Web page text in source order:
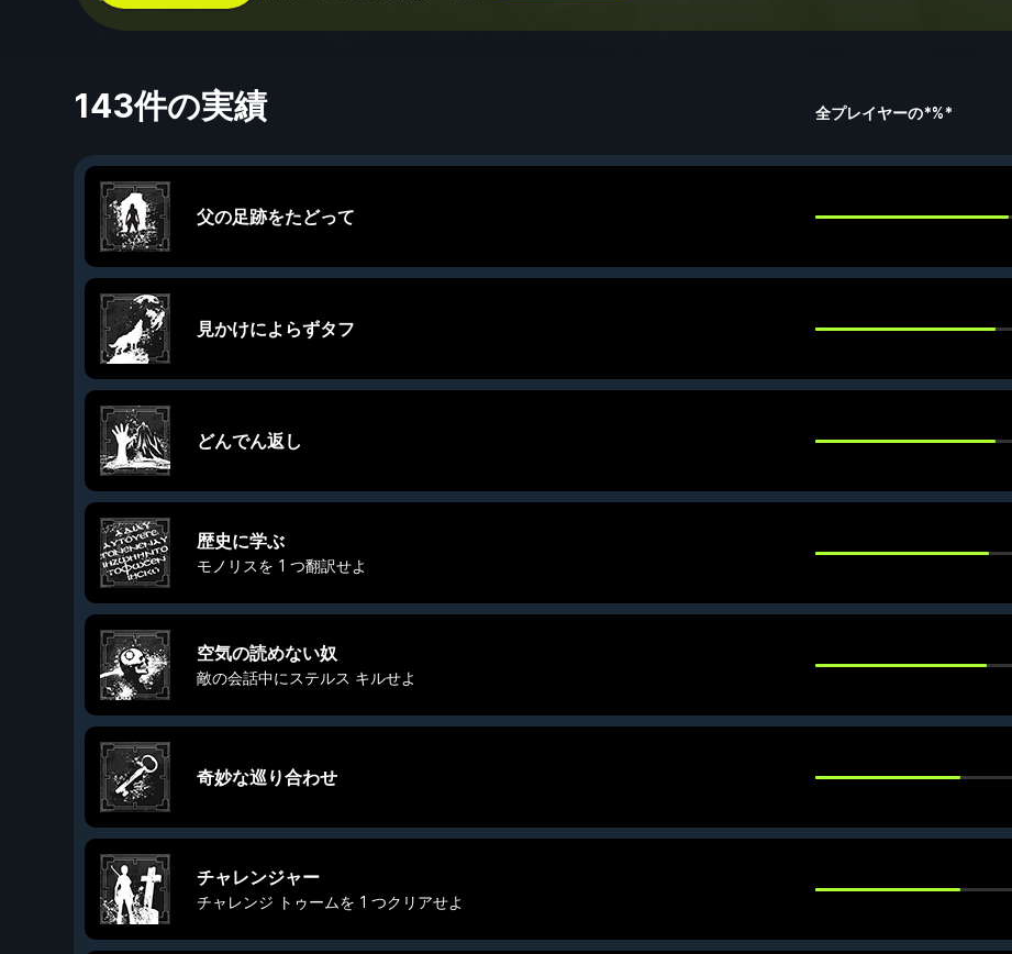
143件の実績 全プレイヤーの*%*
父の足跡をたどって
見かけによらずタフ
どんでん返し
歴史に学ぶ
モノリスを 1 つ翻訳せよ
空気の読めない奴
敵の会話中にステルス キルせよ
奇妙な巡り合わせ
チャレンジャー
チャレンジ トゥームを 1 つクリアせよ